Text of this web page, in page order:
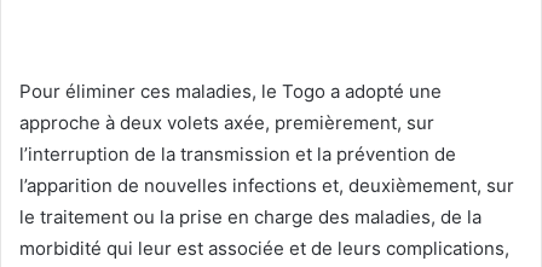
Pour éliminer ces maladies, le Togo a adopté une
approche à deux volets axée, premièrement, sur
l’interruption de la transmission et la prévention de
l’apparition de nouvelles infections et, deuxièmement, sur
le traitement ou la prise en charge des maladies, de la
morbidité qui leur est associée et de leurs complications,